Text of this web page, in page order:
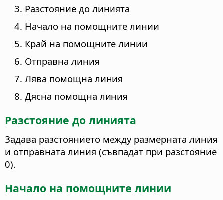
Разстояние до линията
Начало на помощните линии
Край на помощните линии
Отправна линия
Лява помощна линия
Дясна помощна линия
Разстояние до линията
Задава разстоянието между размерната линия
и отправната линия (съвпадат при разстояние
0).
Начало на помощните линии